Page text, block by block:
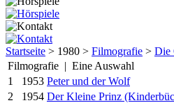
Startseite > 1980 > Filmografie > Die
Filmografie | Eine Auswahl
1
1953 Peter und der Wolf
2
1954 Der Kleine Prinz